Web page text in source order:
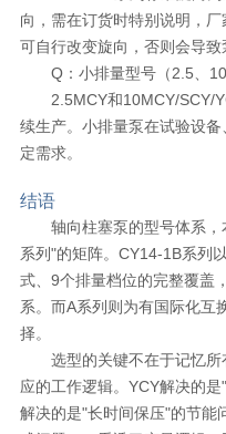
向，需在订货时特别说明，
可自行改变旋向，否则会导致
Q：小排量型号（2.5、
2.5MCY和10MCY/SCY/
续生产。小排量泵在试验设
定需求。
结语
轴向柱塞泵的型号体系
系列"的矩阵。CY14-1B系列
式、9个排量档位的完整覆盖
系。而A系列则为有国际化互
择。
选型的关键不在于记忆
应的工作逻辑。YCY解决的
解决的是"长时间保压"的节能